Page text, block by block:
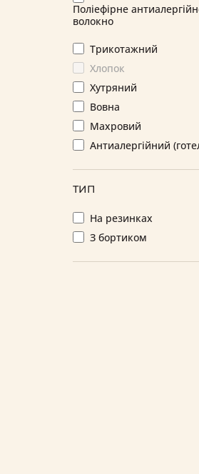
Поліефірне
волокно
Трикотажний
Хлопок
Хутряний
Вовна
Махровий
Антиалергійний
ТИП
На резинках
З бортиком